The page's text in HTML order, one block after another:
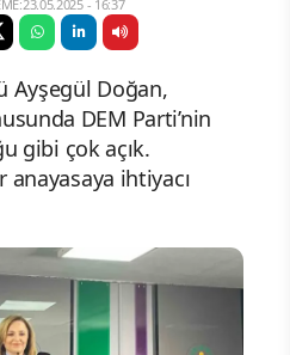
- 16:37
Ayşegül Doğan,
DEM Parti’nin
gibi çok açık.
anayasaya ihtiyacı